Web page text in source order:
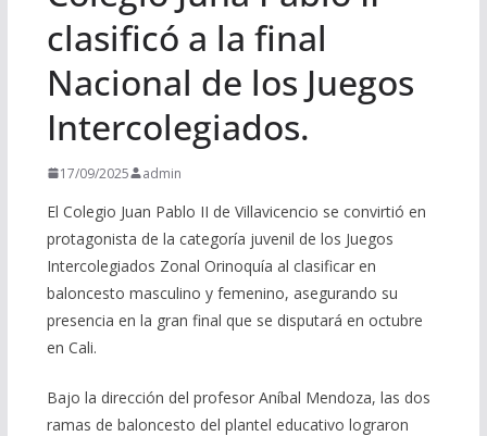
clasificó a la final
Nacional de los Juegos
Intercolegiados.
17/09/2025 admin
El Colegio Juan Pablo II de Villavicencio se convirtió en
protagonista de la categoría juvenil de los Juegos
Intercolegiados Zonal Orinoquía al clasificar en
baloncesto masculino y femenino, asegurando su
presencia en la gran final que se disputará en octubre
en Cali.
Bajo la dirección del profesor Aníbal Mendoza, las dos
ramas de baloncesto del plantel educativo lograron